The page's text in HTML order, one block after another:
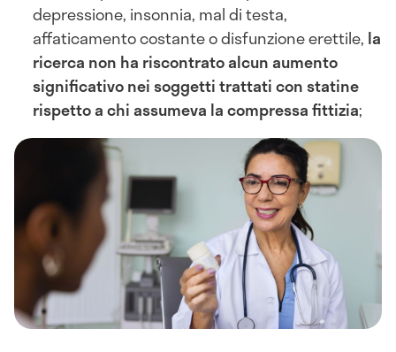
depressione, insonnia, mal di testa,
affaticamento costante o disfunzione erettile, la
ricerca non ha riscontrato alcun aumento
significativo nei soggetti trattati con statine
rispetto a chi assumeva la compressa fittizia;